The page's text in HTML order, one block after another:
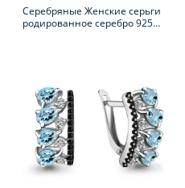
Серебряные Женские серьги
родированное серебро 925